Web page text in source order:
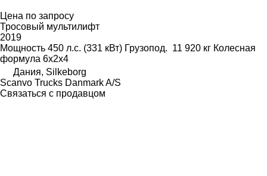
Цена по запросу
Тросовый мультилифт
2019
Мощность 450 л.с. (331 кВт) Грузопод. 11 920 кг Колесная
формула 6x2x4
Дания, Silkeborg
Scanvo Trucks Danmark A/S
Связаться с продавцом